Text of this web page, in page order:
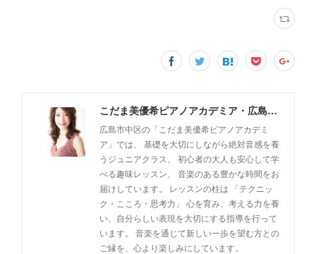
こだま美優希ピアノアカデミア・広島市中区
広島市中区の「こだま美優希ピアノアカデミ
ア」では、 基礎を大切にしながら絶対音感を養
うジュニアクラス、 初心者の大人も安心して学
べる趣味レッスン、 音楽のある豊かな時間をお
届けしています。 レッスンの柱は 「テクニッ
ク・こころ・思考力」 心を育み、考える力を養
い、自分らしい表現を大切にする指導を行って
います。 音楽を通じて新しい一歩を望む方との
ご縁を、心より楽しみにしています。